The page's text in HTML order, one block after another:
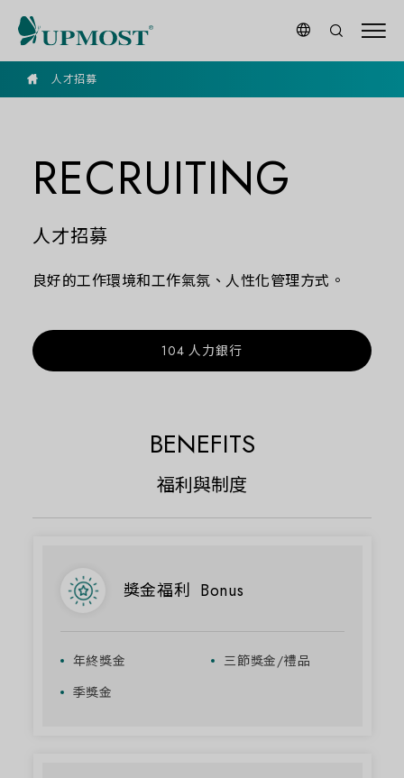
goldennet
人才招募
RECRUITING
人才招募
良好的工作環境和工作氣氛、人性化管理方式。
104 人力銀行
BENEFITS
福利與制度
獎金福利 Bonus
年終獎金
三節獎金/禮品
季獎金